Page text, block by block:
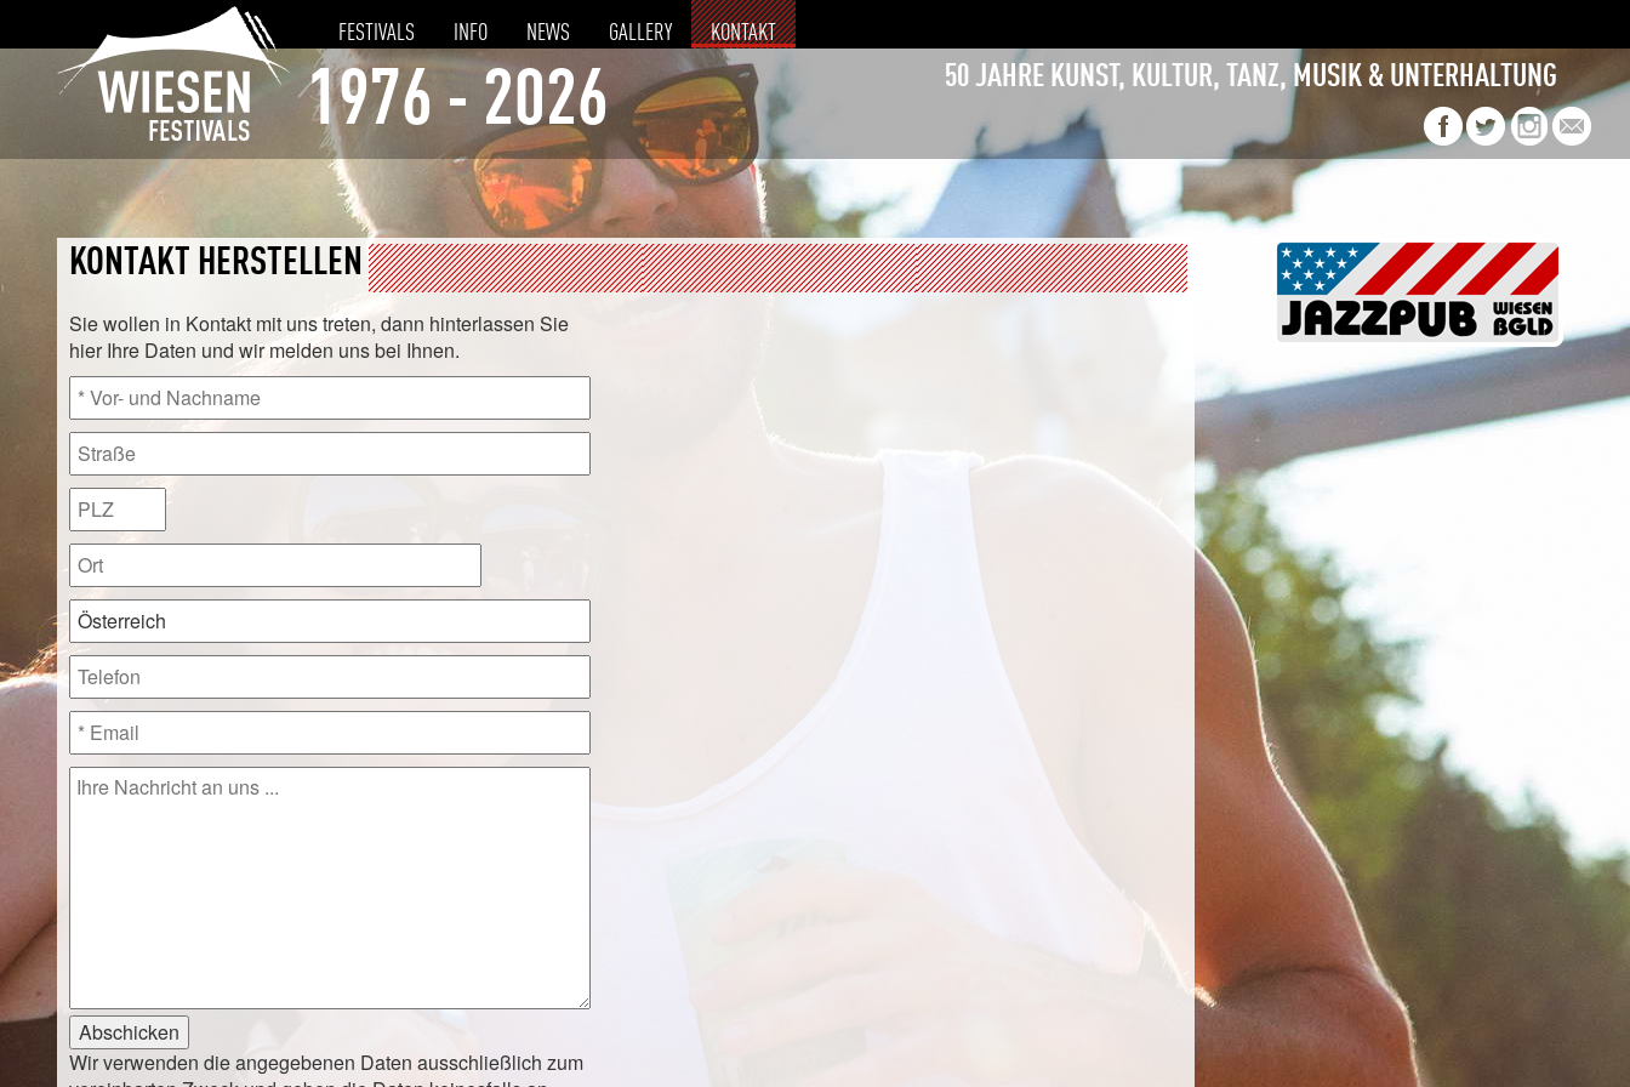
FESTIVALS INFO NEWS GALLERY KONTAKT
1976 - 2026 50 JAHRE KUNST, KULTUR, TANZ, MUSIK & UNTERHALTUNG
KONTAKT HERSTELLEN
Sie wollen in Kontakt mit uns treten, dann hinterlassen Sie
hier Ihre Daten und wir melden uns bei Ihnen.
Abschicken
Wir verwenden die angegebenen Daten ausschließlich zum